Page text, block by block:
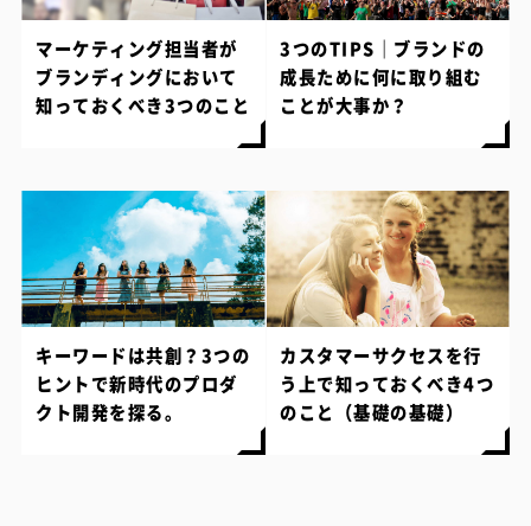
マーケティング担当者が
ブランディングにおいて
知っておくべき3つのこと
3つのTIPS｜ブランドの
成長ために何に取り組む
ことが大事か？
キーワードは共創？3つの
ヒントで新時代のプロダ
クト開発を探る。
カスタマーサクセスを行
う上で知っておくべき4つ
のこと（基礎の基礎）